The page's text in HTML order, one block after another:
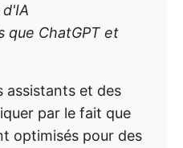
que ChatGPT et
assistants et des
par le fait que
optimisés pour des